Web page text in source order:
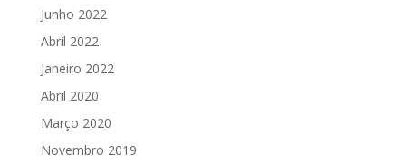
Junho 2022
Abril 2022
Janeiro 2022
Abril 2020
Março 2020
Novembro 2019